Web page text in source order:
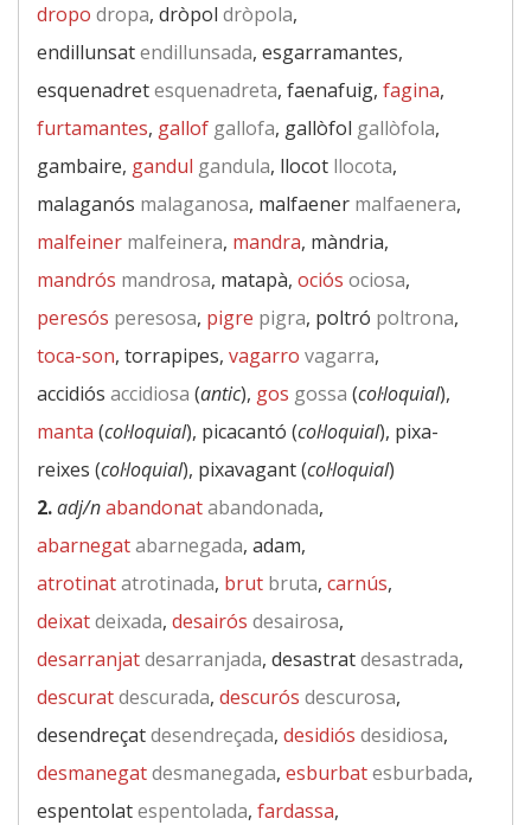
dropo dropa, dròpol dròpola,
endillunsatendillunsada, esgarramantes,
esquenadretesquenadreta, faenafuig, fagina,
furtamantes, gallof gallofa, gallòfol gallòfola,
gambaire, gandul gandula, llocot llocota,
malaganós malaganosa, malfaener malfaenera,
malfeiner malfeinera, mandra, màndria,
mandrós mandrosa, matapà, ociós ociosa,
peresós peresosa, pigre pigra, poltró poltrona,
toca-son, torrapipes, vagarro vagarra,
accidiós accidiosa (antic), gos gossa (col·loquial),
manta (col·loquial), picacantó (col·loquial), pixa-
reixes (col·loquial), pixavagant (col·loquial)
2.adj/nabandonatabandonada,
abarnegatabarnegada, adam,
atrotinatatrotinada, brut bruta, carnús,
deixatdeixada, desairós desairosa,
desarranjatdesarranjada, desastratdesastrada,
descuratdescurada, descurós descurosa,
desendreçatdesendreçada, desidiós desidiosa,
desmanegatdesmanegada, esburbatesburbada,
espentolatespentolada, fardassa,